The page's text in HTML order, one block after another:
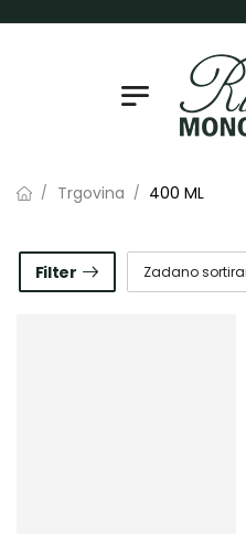
/ Trgovina / 400 ML
Filter